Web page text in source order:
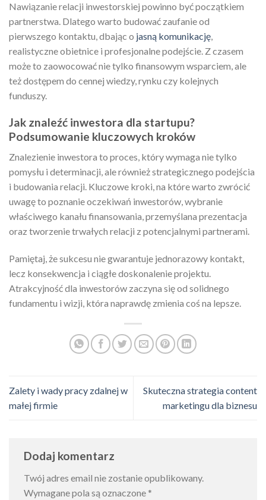
Nawiązanie relacji inwestorskiej powinno być początkiem
partnerstwa. Dlatego warto budować zaufanie od
pierwszego kontaktu, dbając o jasną komunikację,
realistyczne obietnice i profesjonalne podejście. Z czasem
może to zaowocować nie tylko finansowym wsparciem, ale
też dostępem do cennej wiedzy, rynku czy kolejnych
funduszy.
Jak znaleźć inwestora dla startupu?
Podsumowanie kluczowych kroków
Znalezienie inwestora to proces, który wymaga nie tylko
pomysłu i determinacji, ale również strategicznego podejścia
i budowania relacji. Kluczowe kroki, na które warto zwrócić
uwagę to poznanie oczekiwań inwestorów, wybranie
właściwego kanału finansowania, przemyślana prezentacja
oraz tworzenie trwałych relacji z potencjalnymi partnerami.
Pamiętaj, że sukcesu nie gwarantuje jednorazowy kontakt,
lecz konsekwencja i ciągłe doskonalenie projektu.
Atrakcyjność dla inwestorów zaczyna się od solidnego
fundamentu i wizji, która naprawdę zmienia coś na lepsze.
Zalety i wady pracy zdalnej w
małej firmie
Skuteczna strategia content
marketingu dla biznesu
Dodaj komentarz
Twój adres email nie zostanie opublikowany.
Wymagane pola są oznaczone *